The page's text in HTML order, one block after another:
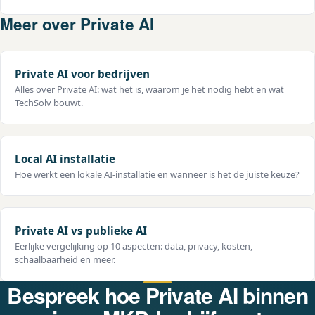
wanneer je minder afhankelijk wil zijn van
Ja, dat is juist het doel. TechSolv bouwt een
AI kunnen gebruiken zonder technische kennis. We
verzorgen ook training en adoptie-begeleiding
zodat het team er direct mee aan de slag kan.
Meer over Private AI
Private AI voor bedrijven
Alles over Private AI: wat het is, waarom je het nodig hebt en wat
TechSolv bouwt.
Local AI installatie
Hoe werkt een lokale AI-installatie en wanneer is het de juiste keuze?
Private AI vs publieke AI
Eerlijke vergelijking op 10 aspecten: data, privacy, kosten,
schaalbaarheid en meer.
Bespreek hoe Private AI binnen